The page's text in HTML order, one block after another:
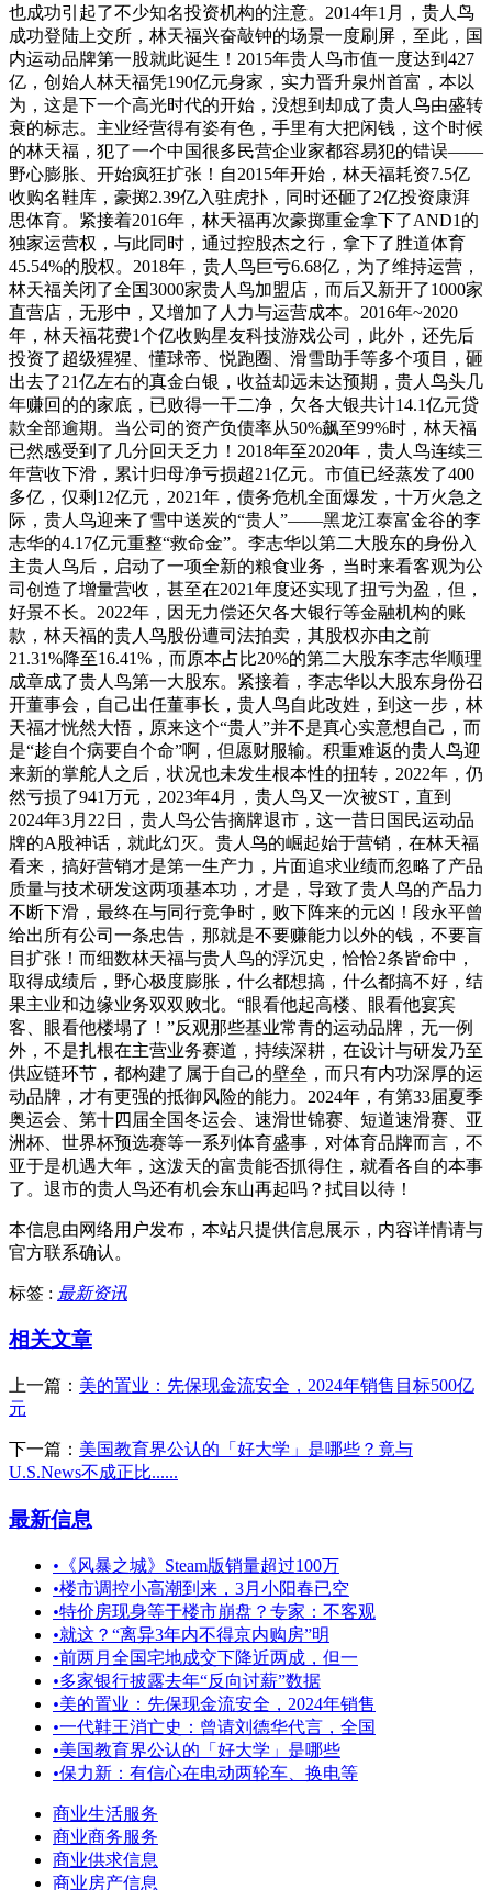
也成功引起了不少知名投资机构的注意。2014年1月，贵人鸟
成功登陆上交所，林天福兴奋敲钟的场景一度刷屏，至此，国
内运动品牌第一股就此诞生！2015年贵人鸟市值一度达到427
亿，创始人林天福凭190亿元身家，实力晋升泉州首富，本以
为，这是下一个高光时代的开始，没想到却成了贵人鸟由盛转
衰的标志。主业经营得有姿有色，手里有大把闲钱，这个时候
的林天福，犯了一个中国很多民营企业家都容易犯的错误——
野心膨胀、开始疯狂扩张！自2015年开始，林天福耗资7.5亿
收购名鞋库，豪掷2.39亿入驻虎扑，同时还砸了2亿投资康湃
思体育。紧接着2016年，林天福再次豪掷重金拿下了AND1的
独家运营权，与此同时，通过控股杰之行，拿下了胜道体育
45.54%的股权。2018年，贵人鸟巨亏6.68亿，为了维持运营，
林天福关闭了全国3000家贵人鸟加盟店，而后又新开了1000家
直营店，无形中，又增加了人力与运营成本。2016年~2020
年，林天福花费1个亿收购星友科技游戏公司，此外，还先后
投资了超级猩猩、懂球帝、悦跑圈、滑雪助手等多个项目，砸
出去了21亿左右的真金白银，收益却远未达预期，贵人鸟头几
年赚回的的家底，已败得一干二净，欠各大银共计14.1亿元贷
款全部逾期。当公司的资产负债率从50%飙至99%时，林天福
已然感受到了几分回天乏力！2018年至2020年，贵人鸟连续三
年营收下滑，累计归母净亏损超21亿元。市值已经蒸发了400
多亿，仅剩12亿元，2021年，债务危机全面爆发，十万火急之
际，贵人鸟迎来了雪中送炭的“贵人”——黑龙江泰富金谷的李
志华的4.17亿元重整“救命金”。李志华以第二大股东的身份入
主贵人鸟后，启动了一项全新的粮食业务，当时来看客观为公
司创造了增量营收，甚至在2021年度还实现了扭亏为盈，但，
好景不长。2022年，因无力偿还欠各大银行等金融机构的账
款，林天福的贵人鸟股份遭司法拍卖，其股权亦由之前
21.31%降至16.41%，而原本占比20%的第二大股东李志华顺理
成章成了贵人鸟第一大股东。紧接着，李志华以大股东身份召
开董事会，自己出任董事长，贵人鸟自此改姓，到这一步，林
天福才恍然大悟，原来这个“贵人”并不是真心实意想自己，而
是“趁自个病要自个命”啊，但愿财服输。积重难返的贵人鸟迎
来新的掌舵人之后，状况也未发生根本性的扭转，2022年，仍
然亏损了941万元，2023年4月，贵人鸟又一次被ST，直到
2024年3月22日，贵人鸟公告摘牌退市，这一昔日国民运动品
牌的A股神话，就此幻灭。贵人鸟的崛起始于营销，在林天福
看来，搞好营销才是第一生产力，片面追求业绩而忽略了产品
质量与技术研发这两项基本功，才是，导致了贵人鸟的产品力
不断下滑，最终在与同行竞争时，败下阵来的元凶！段永平曾
给出所有公司一条忠告，那就是不要赚能力以外的钱，不要盲
目扩张！而细数林天福与贵人鸟的浮沉史，恰恰2条皆命中，
取得成绩后，野心极度膨胀，什么都想搞，什么都搞不好，结
果主业和边缘业务双双败北。“眼看他起高楼、眼看他宴宾
客、眼看他楼塌了！”反观那些基业常青的运动品牌，无一例
外，不是扎根在主营业务赛道，持续深耕，在设计与研发乃至
供应链环节，都构建了属于自己的壁垒，而只有内功深厚的运
动品牌，才有更强的抵御风险的能力。2024年，有第33届夏季
奥运会、第十四届全国冬运会、速滑世锦赛、短道速滑赛、亚
洲杯、世界杯预选赛等一系列体育盛事，对体育品牌而言，不
亚于是机遇大年，这泼天的富贵能否抓得住，就看各自的本事
了。退市的贵人鸟还有机会东山再起吗？拭目以待！
本信息由网络用户发布， 本站只提供信息展示，内容详情请与
官方联系确认。
标签 : 最新资讯
相关文章
上一篇： 美的置业：先保现金流安全，2024年销售目标500亿
元
下一篇： 美国教育界公认的「好大学」是哪些？竟与
U.S.News不成正比......
最新信息
• 《风暴之城》Steam版销量超过100万
•楼市调控小高潮到来，3月小阳春已空
•特价房现身等于楼市崩盘？专家：不客观
•就这？“离异3年内不得京内购房”明
•前两月全国宅地成交下降近两成，但一
•多家银行披露去年“反向讨薪”数据
•美的置业：先保现金流安全，2024年销售
•一代鞋王消亡史：曾请刘德华代言，全国
•美国教育界公认的「好大学」是哪些
•保力新：有信心在电动两轮车、换电等
商业生活服务
商业商务服务
商业供求信息
商业房产信息